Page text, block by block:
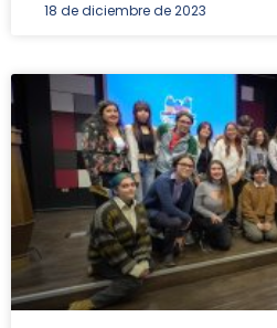
18 de diciembre de 2023